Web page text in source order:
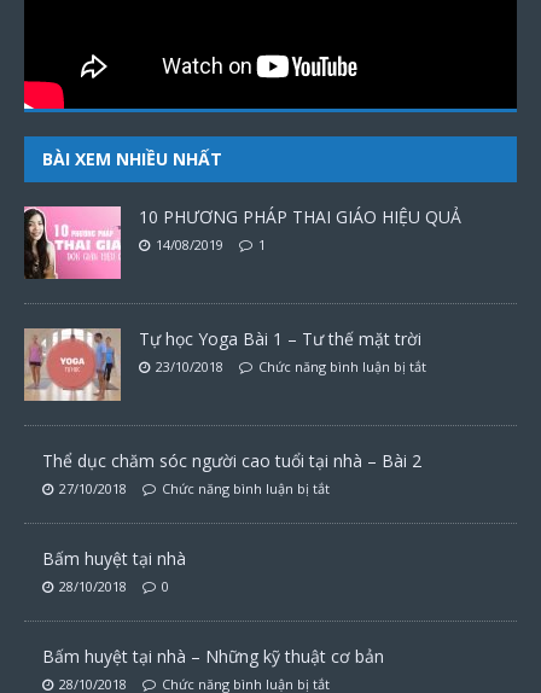
BÀI XEM NHIỀU NHẤT
10 PHƯƠNG PHÁP THAI GIÁO HIỆU QUẢ
14/08/2019 1
Tự học Yoga Bài 1 – Tư thế mặt trời
23/10/2018 Chức năng bình luận bị tắt
Thể dục chăm sóc người cao tuổi tại nhà – Bài 2
27/10/2018 Chức năng bình luận bị tắt
Bấm huyệt tại nhà
28/10/2018 0
Bấm huyệt tại nhà – Những kỹ thuật cơ bản
28/10/2018 Chức năng bình luận bị tắt